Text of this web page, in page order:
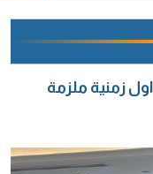
زمنية ملزمة